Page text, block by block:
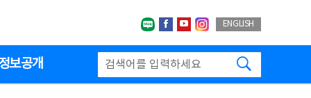
네이버블로그
페이스북
유투브인스타그랩
ENGLISH
보공개